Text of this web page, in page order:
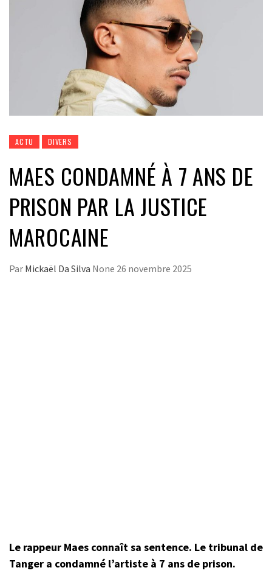
ACTU DIVERS
MAES CONDAMNÉ À 7 ANS DE
PRISON PAR LA JUSTICE
MAROCAINE
Par Mickaël Da Silva None 26 novembre 2025
Le rappeur Maes connaît sa sentence. Le tribunal de
Tanger a condamné l’artiste à 7 ans de prison.